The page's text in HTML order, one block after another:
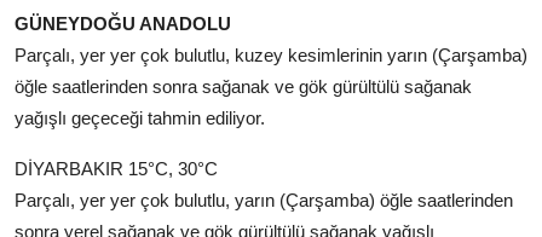
GÜNEYDOĞU ANADOLU
Parçalı, yer yer çok bulutlu, kuzey kesimlerinin yarın (Çarşamba)
öğle saatlerinden sonra sağanak ve gök gürültülü sağanak
yağışlı geçeceği tahmin ediliyor.
DİYARBAKIR 15°C, 30°C
Parçalı, yer yer çok bulutlu, yarın (Çarşamba) öğle saatlerinden
sonra yerel sağanak ve gök gürültülü sağanak yağışlı